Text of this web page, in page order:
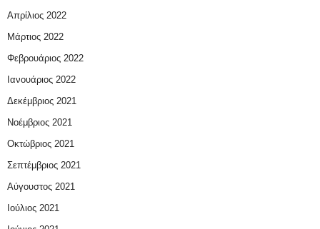
Απρίλιος 2022
Μάρτιος 2022
Φεβρουάριος 2022
Ιανουάριος 2022
Δεκέμβριος 2021
Νοέμβριος 2021
Οκτώβριος 2021
Σεπτέμβριος 2021
Αύγουστος 2021
Ιούλιος 2021